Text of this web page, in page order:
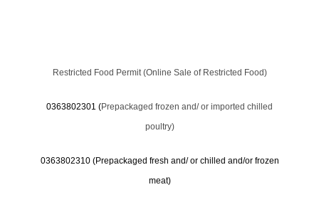
Restricted Food Permit (Online Sale of Restricted Food)
0363802301 (Prepackaged frozen and/ or imported chilled
poultry)
0363802310 (Prepackaged fresh and/ or chilled and/or frozen
meat)